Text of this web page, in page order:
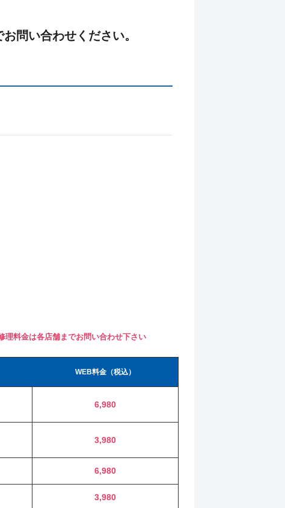
問い合わせください。
料金は各店舗までお問い合わせ下さい
WEB料金（税込）
6,980
3,980
6,980
3,980